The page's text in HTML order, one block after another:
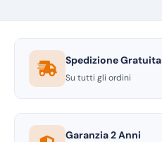
Spedizione Gratuita
Su tutti gli ordini
Garanzia 2 Anni